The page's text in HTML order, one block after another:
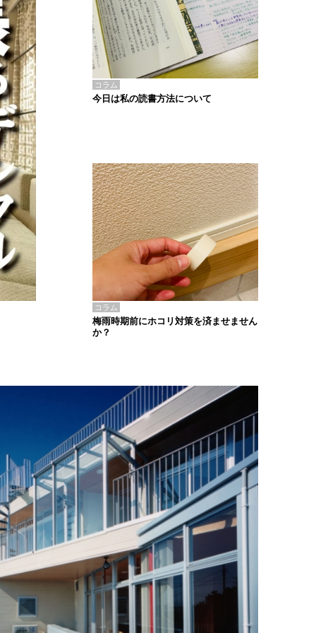
コラム
今日は私の読書方法について
コラム
梅雨時期前にホコリ対策を済ませません
か？